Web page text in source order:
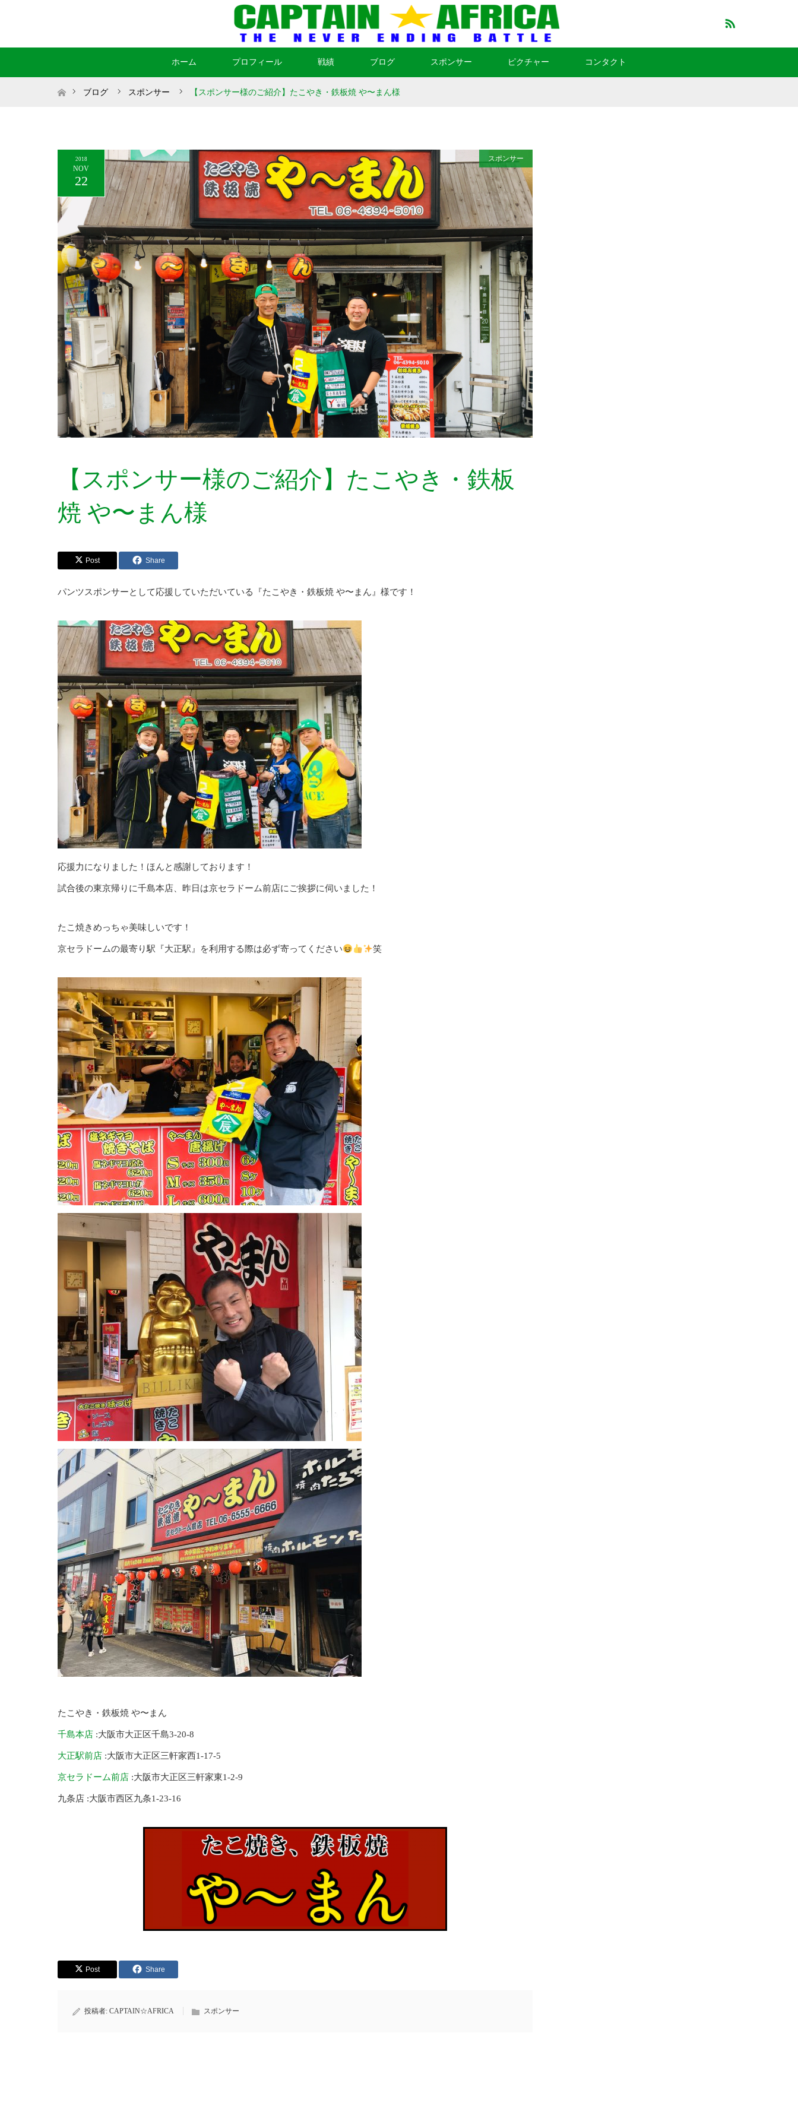
ホーム プロフィール 戦績 ブログ スポンサー ピクチャー コンタクト
ホームブログ スポンサー 【スポンサー様のご紹介】たこやき・鉄板焼 や〜まん様
2018
NOV
22
スポンサー
【スポンサー様のご紹介】たこやき・鉄板
焼 や〜まん様
Post Share
パンツスポンサーとして応援していただいている『たこやき・鉄板焼 や〜まん』様です！
応援力になりました！ほんと感謝しております！
試合後の東京帰りに千島本店、昨日は京セラドーム前店にご挨拶に伺いました！
たこ焼きめっちゃ美味しいです！
京セラドームの最寄り駅『大正駅』を利用する際は必ず寄ってください 笑
たこやき・鉄板焼 や〜まん
千島本店 :大阪市大正区千島3-20-8
大正駅前店 :大阪市大正区三軒家西1-17-5
京セラドーム前店 :大阪市大正区三軒家東1-2-9
九条店 :大阪市西区九条1-23-16
Post Share
投稿者: CAPTAIN☆AFRICA スポンサー